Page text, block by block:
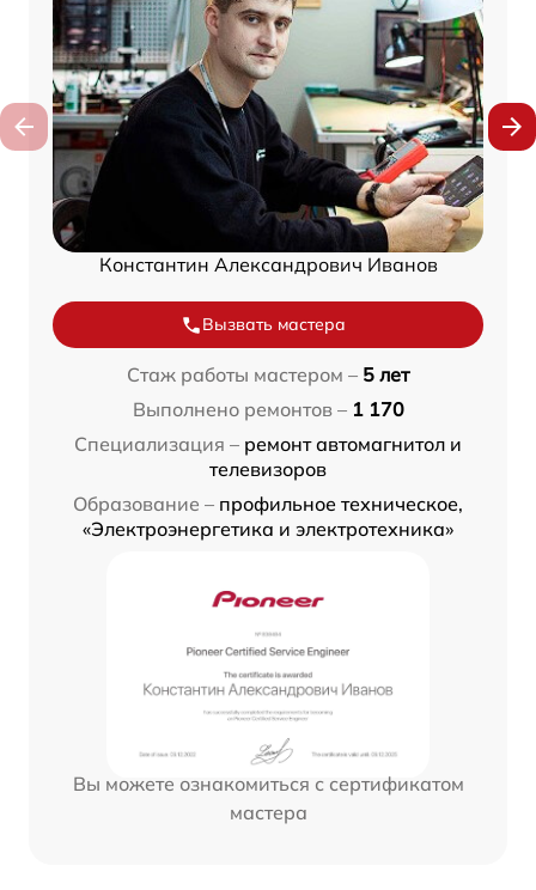
Константин Александрович Иванов
Вызвать мастера
Стаж работы мастером – 5 лет
Выполнено ремонтов – 1 170
Специализация – ремонт автомагнитол и
телевизоров
Образование – профильное техническое,
«Электроэнергетика и электротехника»
Вы можете ознакомиться с сертификатом
мастера